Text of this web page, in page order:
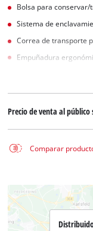
Bolsa para
Sistema de
Correa de transporte
Empuñadura
Precio de venta al
Comparar